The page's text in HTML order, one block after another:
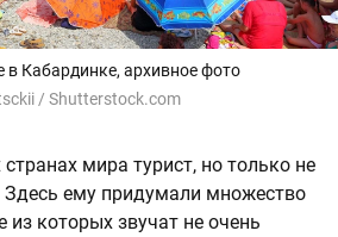
Кабардинке, архивное фото
/ Shutterstock.com
мира турист, но только не
Здесь ему придумали множество
из которых звучат не очень